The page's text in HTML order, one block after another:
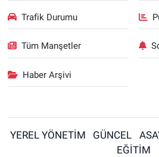
Trafik Durumu
Tüm Manşetler
Haber Arşivi
YEREL YÖNETİM GÜNCEL
EĞİTİM